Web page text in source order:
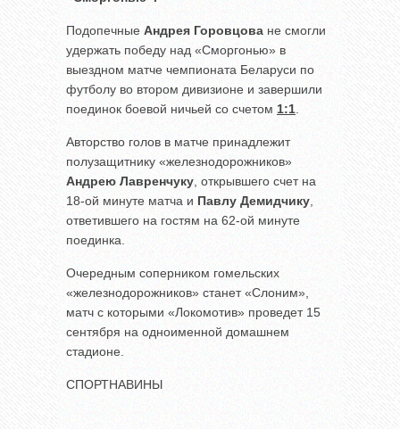
Подопечные Андрея Горовцова не смогли
удержать победу над «Сморгонью» в
выездном матче чемпионата Беларуси по
футболу во втором дивизионе и завершили
поединок боевой ничьей со счетом 1:1
Авторство голов в матче принадлежит
полузащитнику «железнодорожников»
Андрею Лавренчуку , открывшего счет на
18-ой минуте матча и Павлу Демидчику
ответившего на гостям на 62-ой минуте
поединка.
Очередным соперником гомельских
«железнодорожников» станет «Слоним»,
матч с которыми «Локомотив» проведет 15
сентября на одноименной домашнем
стадионе.
СПОРТНАВИНЫ